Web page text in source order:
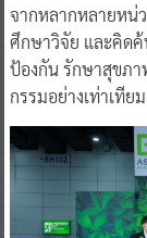
จากหลากหลายหน่
ศึกษาวิจัย และคิด
ป้องกัน รักษาสุขภา
กรรมอย่างเท่าเทีย